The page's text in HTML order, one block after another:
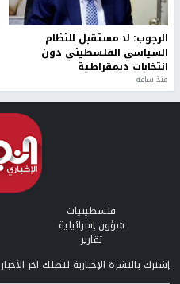
واشنطن: الولايات
الخلافات بشأن غزة
إيران: إعادة فتح مضيق
طلبة مساق "مدخل للقانون